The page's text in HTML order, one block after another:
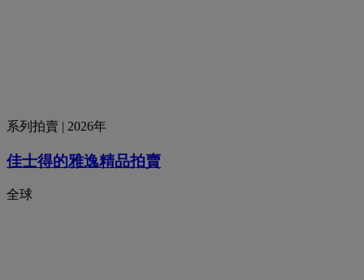
系列拍賣 | 2026年
佳士得的雅逸精品拍賣
全球